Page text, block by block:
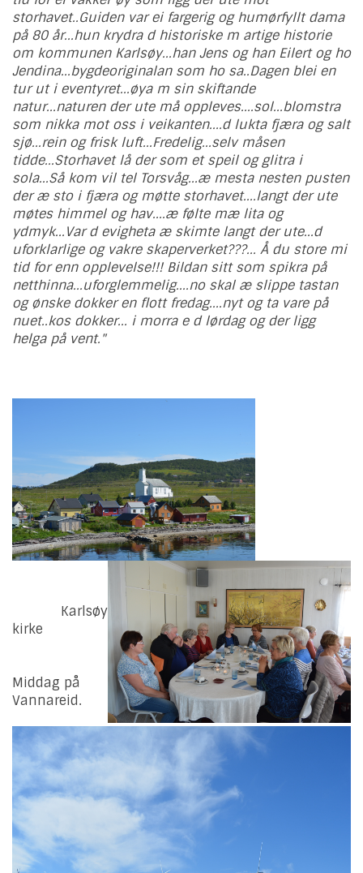
storhavet..Guiden var ei fargerig og humørfyllt dama
på 80 år...hun krydra d historiske m artige historie
om kommunen Karlsøy...han Jens og han Eilert og ho
Jendina...bygdeoriginalan som ho sa..Dagen blei en
tur ut i eventyret...øya m sin skiftande
natur...naturen der ute må oppleves....sol...blomstra
som nikka mot oss i veikanten....d lukta fjæra og salt
sjø...rein og frisk luft...Fredelig...selv måsen
tidde...Storhavet lå der som et speil og glitra i
sola...Så kom vil tel Torsvåg...æ mesta nesten pusten
der æ sto i fjæra og møtte storhavet....langt der ute
møtes himmel og hav....æ følte mæ lita og
ydmyk...Var d evigheta æ skimte langt der ute...d
uforklarlige og vakre skaperverket???... Å du store mi
tid for enn opplevelse!!! Bildan sitt som spikra på
netthinna...uforglemmelig....no skal æ slippe tastan
og ønske dokker en flott fredag....nyt og ta vare på
nuet..kos dokker... i morra e d lørdag og der ligg
helga på vent."
Karlsøy
kirke
Middag på
Vannareid.